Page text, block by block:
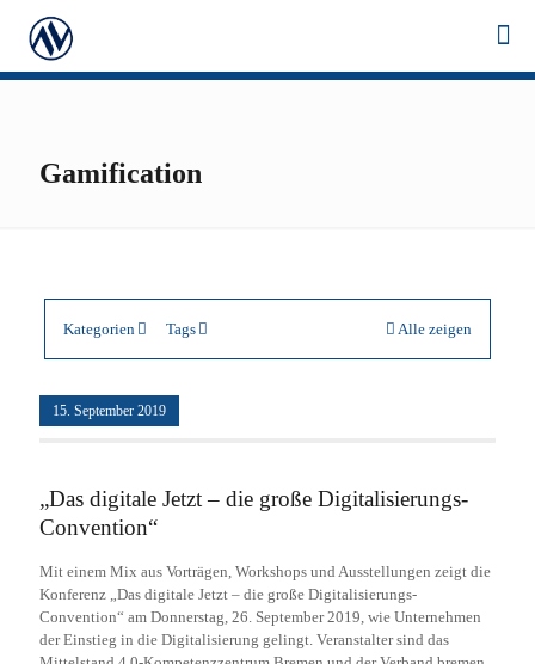
Gamification
Kategorien Tags Alle zeigen
15. September 2019
„Das digitale Jetzt – die große Digitalisierungs-
Convention“
Mit einem Mix aus Vorträgen, Workshops und Ausstellungen zeigt die
Konferenz „Das digitale Jetzt – die große Digitalisierungs-
Convention“ am Donnerstag, 26. September 2019, wie Unternehmen
der Einstieg in die Digitalisierung gelingt. Veranstalter sind das